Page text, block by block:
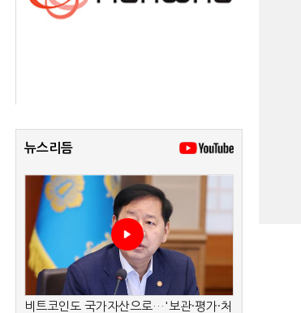
뉴스리듬
비트코인도 국가자산으로…'보관·평가·처